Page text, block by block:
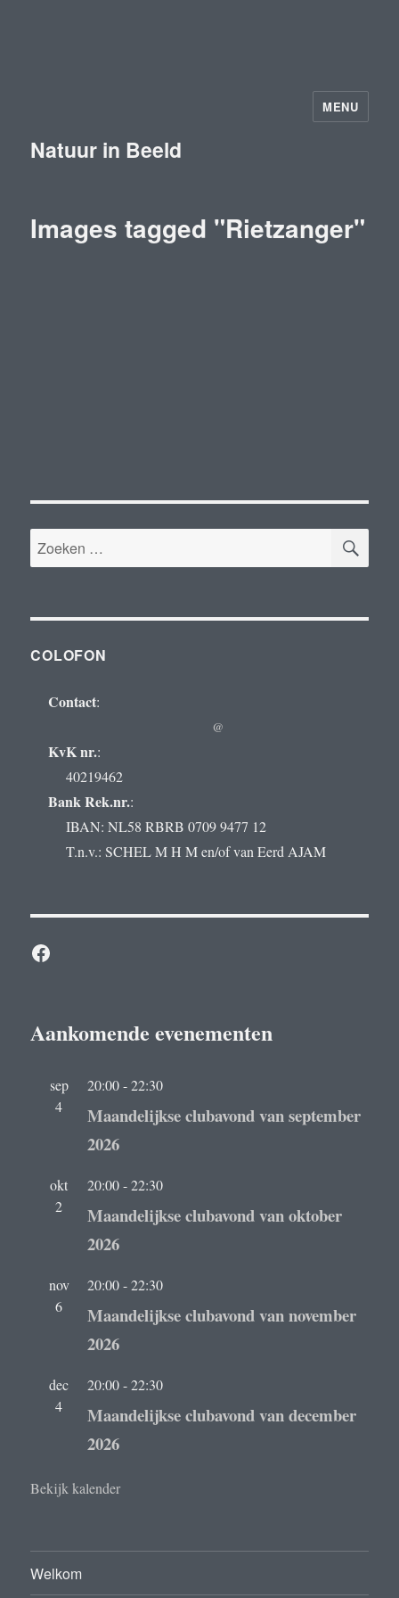
Natuur in Beeld
MENU
Images tagged "Rietzanger"
Zoeken
naar:
COLOFON
Contact:
@
KvK nr.:
40219462
Bank Rek.nr.:
IBAN: NL58 RBRB 0709 9477 12
T.n.v.: SCHEL M H M en/of van Eerd AJAM
Facebook
Aankomende evenementen
sep
4
20:00-22:30
Maandelijkse clubavond van september
2026
okt
2
20:00-22:30
Maandelijkse clubavond van oktober
2026
nov
6
20:00-22:30
Maandelijkse clubavond van november
2026
dec
4
20:00-22:30
Maandelijkse clubavond van december
2026
Bekijk kalender
Welkom